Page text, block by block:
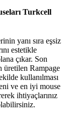
Turkcell
yanı sıra eşsiz
estetikle
çıkar. Son
üretilen Rampage
kullanılması
ve en iyi mouse
ihtiyaçlarınız